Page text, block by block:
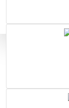
Удобная